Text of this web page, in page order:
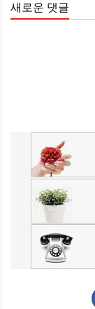
새로운 댓글